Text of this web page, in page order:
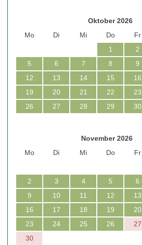
Oktober 2026
Mo
Di Mi Do Fr
1
2
5
6 7 8 9
12
13 14 15 16
19
20 21 22 23
26
27 28 29 30
November 2026
Mo
Di Mi Do Fr
2
3 4 5 6
9
10 11 12 13
16
17 18 19 20
23
24 25 26 27
30